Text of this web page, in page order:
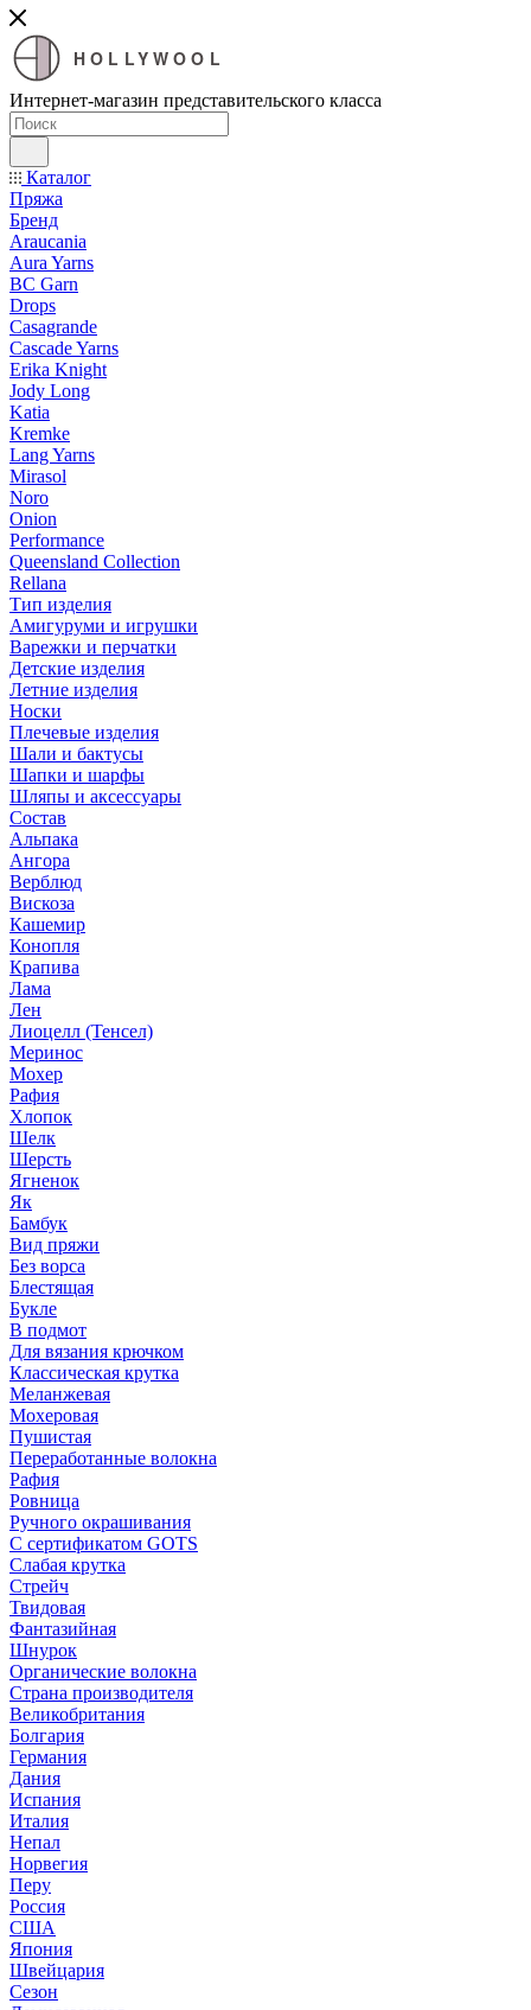
HOLLYWOOL
Интернет-магазин представительского класса
Каталог
Пряжа
Бренд
Araucania
Aura Yarns
BC Garn
Drops
Casagrande
Cascade Yarns
Erika Knight
Jody Long
Katia
Kremke
Lang Yarns
Mirasol
Noro
Onion
Performance
Queensland Collection
Rellana
Тип изделия
Амигуруми и игрушки
Варежки и перчатки
Детские изделия
Летние изделия
Носки
Плечевые изделия
Шали и бактусы
Шапки и шарфы
Шляпы и аксессуары
Состав
Альпака
Ангора
Верблюд
Вискоза
Кашемир
Конопля
Крапива
Лама
Лен
Лиоцелл (Тенсел)
Меринос
Мохер
Рафия
Хлопок
Шелк
Шерсть
Ягненок
Як
Бамбук
Вид пряжи
Без ворса
Блестящая
Букле
В подмот
Для вязания крючком
Классическая крутка
Меланжевая
Мохеровая
Пушистая
Переработанные волокна
Рафия
Ровница
Ручного окрашивания
С сертификатом GOTS
Слабая крутка
Стрейч
Твидовая
Фантазийная
Шнурок
Органические волокна
Страна производителя
Великобритания
Болгария
Германия
Дания
Испания
Италия
Непал
Норвегия
Перу
Россия
США
Япония
Швейцария
Сезон